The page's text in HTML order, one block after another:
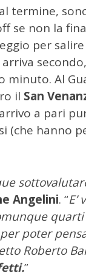
termine,
se non la
per
minuto. Al
il San
a pari
(che hanno
Angelini. “
poter
Roberto
”